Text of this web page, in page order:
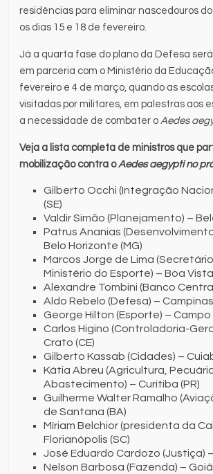
residências para eliminar nascedouros
os dias 15 e 18 de fevereiro.
Já a quarta fase do plano da Defesa
em parceria com o Ministério da
fevereiro e 4 de março, quando as
visitadas por militares, em palestras aos
a necessidade de combater o Aedes
Veja a lista completa de ministros que
mobilização contra oAedes aegypti no
Gilberto Occhi (Integração
(SE)
Valdir Simão (Planejamento) –
Patrus Ananias
Belo Horizonte (MG)
Marcos Jorge de Lima
Ministério do Esporte) – Boa Vista
Alexandre Tombini (Banco
Aldo Rebelo (Defesa) – Campinas
George Hilton (Esporte) – Campo
Carlos Higino (Controladoria-
Crato (CE)
Gilberto Kassab (Cidades) –
Kátia Abreu (Agricultura,
Abastecimento) – Curitiba (PR)
Guilherme Walter Ramalho
de Santana (BA)
Míriam Belchior (presidenta da
Florianópolis (SC)
José Eduardo Cardozo (Justiça)
Nelson Barbosa (Fazenda) –